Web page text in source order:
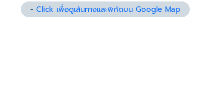
-Click เพื่อดูเส้นทางและพิกัดบน Google Map